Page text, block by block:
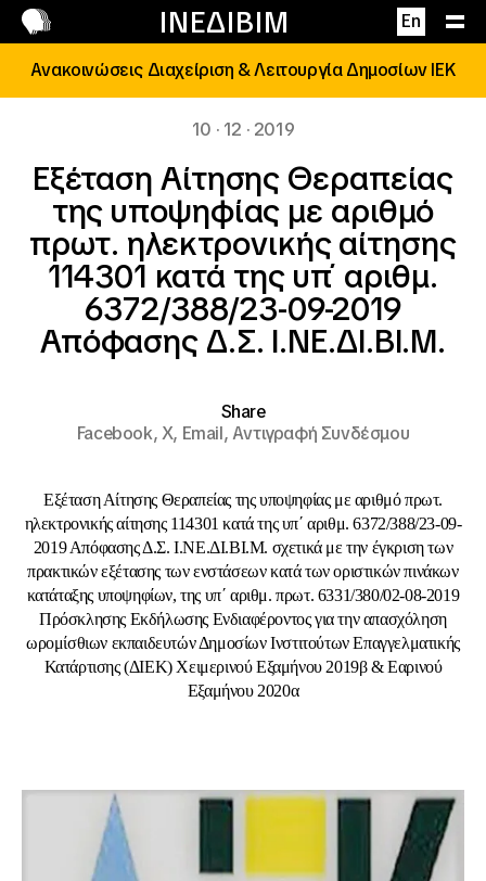
ΙΝΕΔΙΒΙΜ En
Επικοινωνία
Ανακοινώσεις Διαχείριση & Λειτουργία Δημοσίων ΙΕΚ
10 · 12 · 2019
Εξέταση Αίτησης Θεραπείας
της υποψηφίας με αριθμό
πρωτ. ηλεκτρονικής αίτησης
114301 κατά της υπ΄ αριθμ.
6372/388/23-09-2019
Απόφασης Δ.Σ. Ι.ΝΕ.ΔΙ.ΒΙ.Μ.
Share
Facebook,X, Email,Αντιγραφή Συνδέσμου
Εξέταση Αίτησης Θεραπείας της υποψηφίας με αριθμό πρωτ.
ηλεκτρονικής αίτησης 114301 κατά της υπ΄ αριθμ. 6372/388/23-09-
2019 Απόφασης Δ.Σ. Ι.ΝΕ.ΔΙ.ΒΙ.Μ. σχετικά με την έγκριση των
πρακτικών εξέτασης των ενστάσεων κατά των οριστικών πινάκων
κατάταξης υποψηφίων, της υπ΄ αριθμ. πρωτ. 6331/380/02-08-2019
Πρόσκλησης Εκδήλωσης Ενδιαφέροντος για την απασχόληση
ωρομίσθιων εκπαιδευτών Δημοσίων Ινστιτούτων Επαγγελματικής
Κατάρτισης (ΔΙΕΚ) Χειμερινού Εξαμήνου 2019β & Εαρινού
Εξαμήνου 2020α